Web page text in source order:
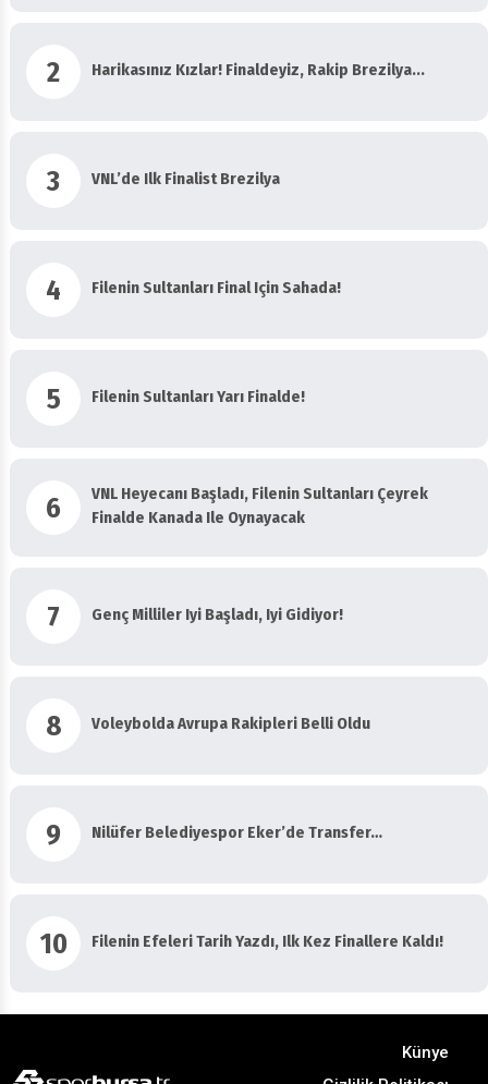
2 Harikasınız Kızlar! Finaldeyiz, Rakip Brezilya...
3 VNL’de Ilk Finalist Brezilya
4 Filenin Sultanları Final Için Sahada!
5 Filenin Sultanları Yarı Finalde!
6
VNL Heyecanı Başladı, Filenin Sultanları Çeyrek
Finalde Kanada Ile Oynayacak
7 Genç Milliler Iyi Başladı, Iyi Gidiyor!
8 Voleybolda Avrupa Rakipleri Belli Oldu
9 Nilüfer Belediyespor Eker’de Transfer…
10 Filenin Efeleri Tarih Yazdı, Ilk Kez Finallere Kaldı!
Künye